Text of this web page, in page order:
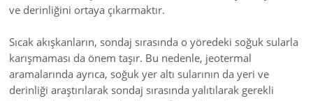
ve derinliğini ortaya çıkarmaktır.
Sıcak akışkanların, sondaj sırasında o yöredeki soğuk sularla
karışmaması da önem taşır. Bu nedenle, jeotermal
aramalarında ayrıca, soğuk yer altı sularının da yeri ve
derinliği araştırılarak sondaj sırasında yalıtılarak gerekli